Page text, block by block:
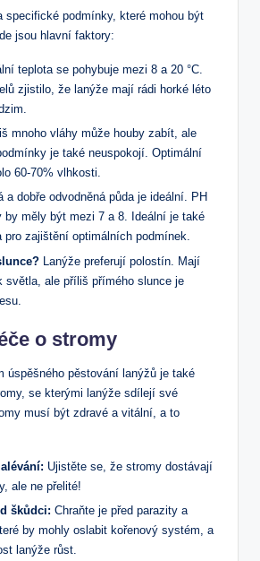
specifické podmínky, které mohou být
jsou hlavní faktory:
teplota se pohybuje mezi 8 a 20 °C.
zjistilo, že lanýže mají rádi horké léto
mnoho vláhy může houby zabít, ale
je také neuspokojí. Optimální
60-70% vlhkosti.
a dobře odvodněná půda je ideální. PH
by měly být mezi 7 a 8. Ideální je také
pro zajištění optimálních podmínek.
Lanýže preferují polostín. Mají
světla, ale příliš přímého slunce je
o stromy
úspěšného pěstování lanýžů je také
se kterými lanýže sdílejí své
musí být zdravé a vitální, a to
Ujistěte se, že stromy dostávají
ale ne přelité!
škůdci: Chraňte je před parazity a
by mohly oslabit kořenový systém, a
lanýže růst.